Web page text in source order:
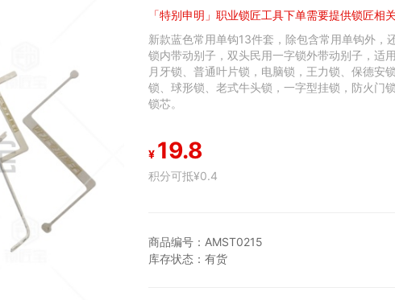
「特别申明」职业锁匠工具下单需要提供锁匠相
新款蓝色常用单钩13件套，除包含常用单钩外，
锁内带动别子，双头民用一字锁外带动别子，适
月牙锁、普通叶片锁，电脑锁，王力锁、保德安
锁、球形锁、老式牛头锁，一字型挂锁，防火门
锁芯。
¥ 19.8
积分可抵¥0.4
商品编号： AMST0215
库存状态： 有货